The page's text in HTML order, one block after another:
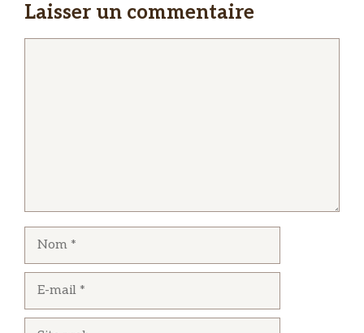
Laisser un commentaire